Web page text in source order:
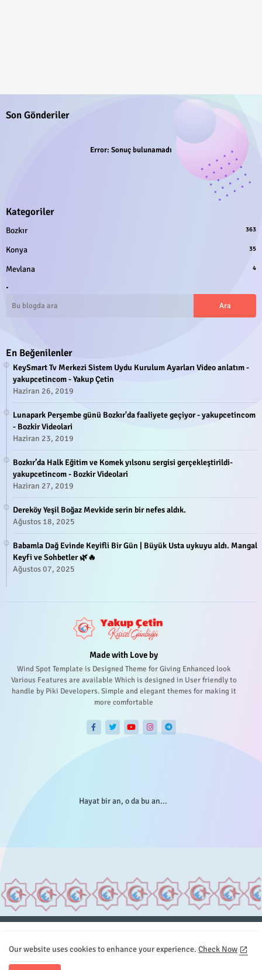
Son Gönderiler
Error: Sonuç bulunamadı
Kategoriler
Bozkır 363
Konya 35
Mevlana 4
.
En Beğenilenler
KeySmart Tv Merkezi Sistem Uydu Kurulum Ayarları Video anlatım -
yakupcetincom - Yakup Çetin
Haziran 26, 2019
Lunapark Perşembe günü Bozkır'da faaliyete geçiyor - yakupcetincom
- Bozkir Videolari
Haziran 23, 2019
Bozkır’da Halk Eğitim ve Komek yılsonu sergisi gerçekleştirildi-
yakupcetincom - Bozkir Videolari
Haziran 27, 2019
Dereköy Yeşil Boğaz Mevkide serin bir nefes aldık.
Ağustos 18, 2025
Babamla Dağ Evinde Keyifli Bir Gün | Büyük Usta uykuyu aldı. Mangal
Keyfi ve Sohbetler 🌿🔥
Ağustos 07, 2025
Made with Love by
Wind Spot Template is Designed Theme for Giving Enhanced look
Various Features are available Which is designed in User friendly to
handle by Piki Developers. Simple and elegant themes for making it
more comfortable
Hayat bir an, o da bu an...
Sitemap
İletişim
Our website uses cookies to enhance your experience. Check Now